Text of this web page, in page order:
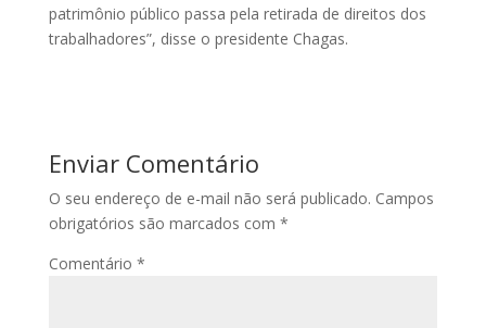
patrimônio público passa pela retirada de direitos dos
trabalhadores”, disse o presidente Chagas.
Enviar Comentário
O seu endereço de e-mail não será publicado. Campos
obrigatórios são marcados com *
Comentário *